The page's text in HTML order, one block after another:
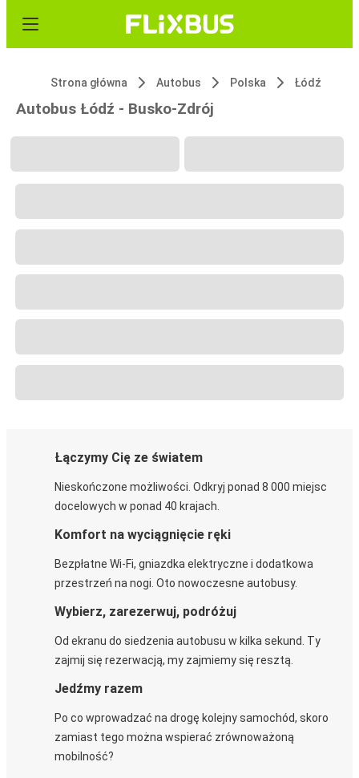
Strona główna Autobus Polska Łódź
Autobus Łódź - Busko-Zdrój
Łączymy Cię ze światem
Nieskończone możliwości. Odkryj ponad 8 000 miejsc
docelowych w ponad 40 krajach.
Komfort na wyciągnięcie ręki
Bezpłatne Wi-Fi, gniazdka elektryczne i dodatkowa
przestrzeń na nogi. Oto nowoczesne autobusy.
Wybierz, zarezerwuj, podróżuj
Od ekranu do siedzenia autobusu w kilka sekund. Ty
zajmij się rezerwacją, my zajmiemy się resztą.
Jedźmy razem
Po co wprowadzać na drogę kolejny samochód, skoro
zamiast tego można wspierać zrównoważoną
mobilność?